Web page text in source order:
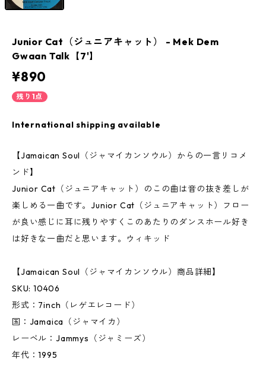
Junior Cat（ジュニアキャット） - Mek Dem
Gwaan Talk【7'】
¥890
残り1点
International shipping available
【Jamaican Soul（ジャマイカンソウル）からの一言リコメ
ンド】
Junior Cat（ジュニアキャット）のこの曲は音の抜き差しが
楽しめる一曲です。Junior Cat（ジュニアキャット）フロー
が良い感じに耳に残りやすくこのあたりのダンスホール好き
は好きな一曲だと思います。ウィキッド
【Jamaican Soul（ジャマイカンソウル）商品詳細】
SKU: 10406
形式：7inch（レゲエレコード）
国：Jamaica（ジャマイカ）
レーベル：Jammys（ジャミーズ）
年代：1995